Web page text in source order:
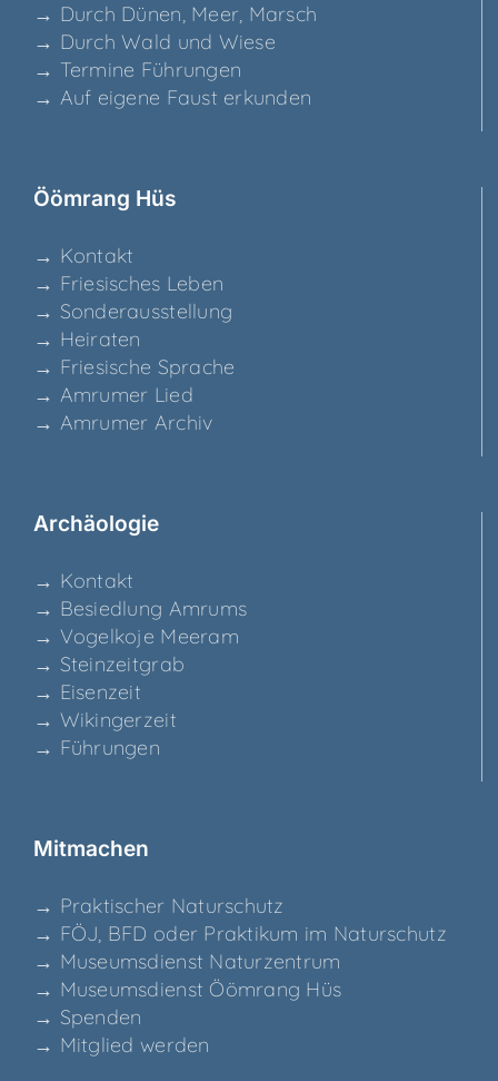
→ Durch Dünen, Meer, Marsch
→ Durch Wald und Wiese
→ Ter­mi­ne Führungen
→ Auf eige­ne Faust erkunden
Ööm­rang Hüs
→ Kon­takt
→ Frie­si­sches Leben
→ Son­der­aus­stel­lung
→ Hei­ra­ten
→ Frie­si­sche Sprache
→ Amru­mer Lied
→ Amru­mer Archiv
Archäo­lo­gie
→ Kon­takt
→ Besied­lung Amrums
→ Vogel­ko­je Meeram
→ Stein­zeit­grab
→ Eisen­zeit
→ Wikin­ger­zeit
→ Füh­run­gen
Mit­ma­chen
→ Prak­ti­scher Naturschutz
→ FÖJ, BFD oder Prak­ti­kum im Naturschutz
→ Muse­ums­dienst Naturzentrum
→ Muse­ums­dienst Ööm­rang Hüs
→ Spen­den
→ Mit­glied werden